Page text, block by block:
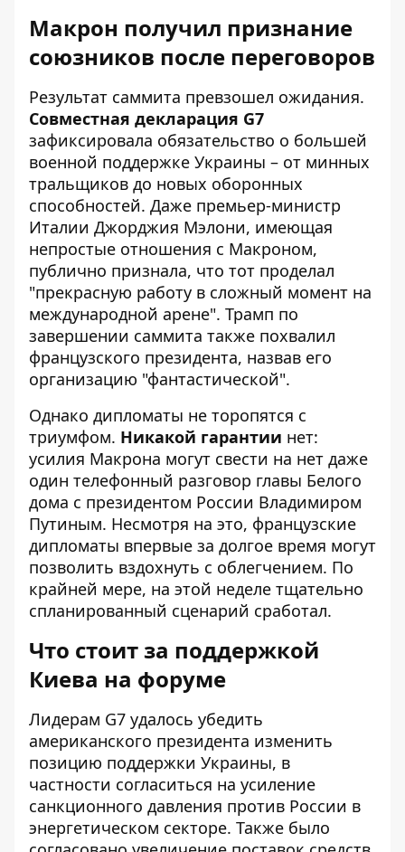
Макрон получил признание
союзников после переговоров
Результат саммита превзошел ожидания.
Совместная декларация G7
зафиксировала обязательство о большей
военной поддержке Украины – от минных
тральщиков до новых оборонных
способностей. Даже премьер-министр
Италии Джорджия Мэлони, имеющая
непростые отношения с Макроном,
публично признала, что тот проделал
"прекрасную работу в сложный момент на
международной арене". Трамп по
завершении саммита также похвалил
французского президента, назвав его
организацию "фантастической".
Однако дипломаты не торопятся с
триумфом. Никакой гарантии нет:
усилия Макрона могут свести на нет даже
один телефонный разговор главы Белого
дома с президентом России Владимиром
Путиным. Несмотря на это, французские
дипломаты впервые за долгое время могут
позволить вздохнуть с облегчением. По
крайней мере, на этой неделе тщательно
спланированный сценарий сработал.
Что стоит за поддержкой
Киева на форуме
Лидерам G7 удалось убедить
американского президента изменить
позицию поддержки Украины, в
частности согласиться на усиление
санкционного давления против России в
энергетическом секторе. Также было